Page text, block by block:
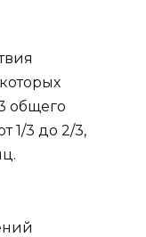
общего
1/3 до 2/3,